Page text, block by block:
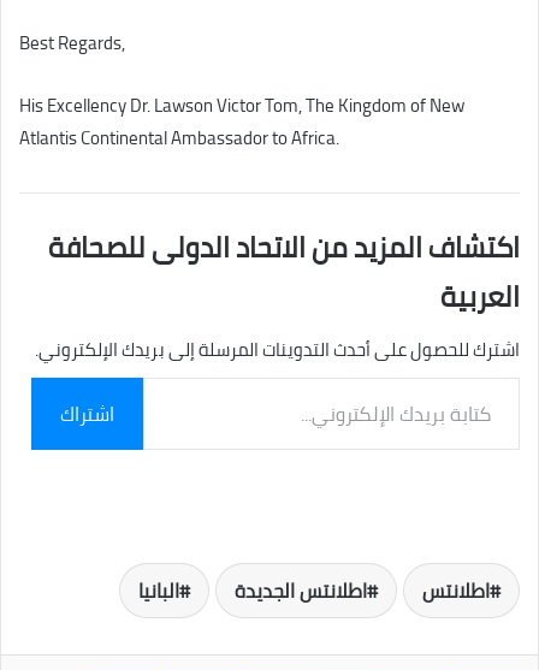
Best Regards,
His Excellency Dr. Lawson Victor Tom, The Kingdom of New
Atlantis Continental Ambassador to Africa.
اكتشاف المزيد من الاتحاد الدولى للصحافة
العربية
اشترك للحصول على أحدث التدوينات المرسلة إلى بريدك الإلكتروني.
بريدك
الإلكتروني...
اشتراك
اطلانتس اطلانتس الجديدة البانيا